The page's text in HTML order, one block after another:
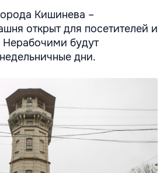
Кишинева –
открыт для посетителей и
Нерабочими будут
дни.